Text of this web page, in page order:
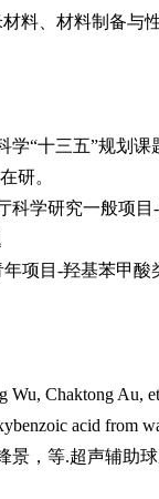
料、材料制备与
学“十三五”规划
研。
科学研究一般项
年项目-羟基苯甲
Wu, Chaktong Au,
acid from
景，等.超声辅助